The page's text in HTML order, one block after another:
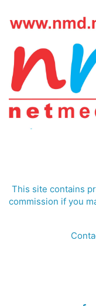
This site contains
commission if you